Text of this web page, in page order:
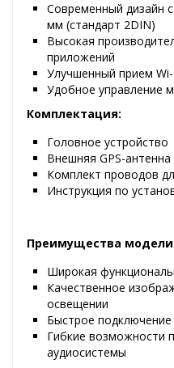
Современный дизайн
мм (стандарт 2DIN)
Высокая
приложений
Улучшенный прием Wi-
Удобное управление
Комплектация:
Головное устройство
Внешняя GPS-антенна
Комплект проводов
Инструкция по
Преимущества
Широкая
Качественное
освещении
Быстрое
Гибкие возможности
аудиосистемы